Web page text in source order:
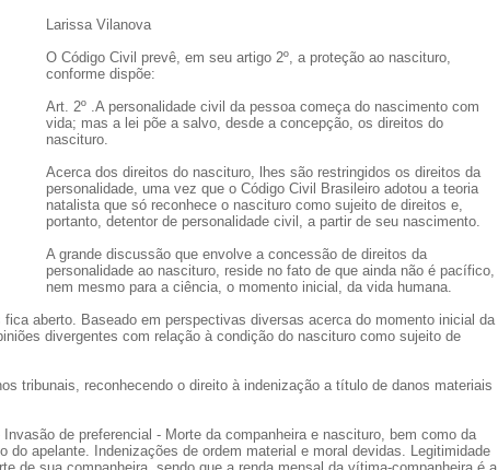
Larissa Vilanova
O Código Civil prevê, em seu artigo 2º, a proteção ao nascituro,
conforme dispõe:
Art. 2º .A personalidade civil da pessoa começa do nascimento com
vida; mas a lei põe a salvo, desde a concepção, os direitos do
nascituro.
Acerca dos direitos do nascituro, lhes são restringidos os direitos da
personalidade, uma vez que o Código Civil Brasileiro adotou a teoria
natalista que só reconhece o nascituro como sujeito de direitos e,
portanto, detentor de personalidade civil, a partir de seu nascimento.
A grande discussão que envolve a concessão de direitos da
personalidade ao nascituro, reside no fato de que ainda não é pacífico,
nem mesmo para a ciência, o momento inicial, da vida humana.
aberto. Baseado em perspectivas diversas acerca do momento inicial da
divergentes com relação à condição do nascituro como sujeito de
tribunais, reconhecendo o direito à indenização a título de danos materiais
de preferencial - Morte da companheira e nascituro, bem como da
do apelante. Indenizações de ordem material e moral devidas. Legitimidade